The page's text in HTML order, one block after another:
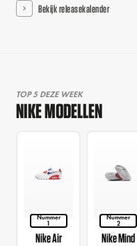
Bekijk releasekalender
TOP 5 DEZE WEEK
NIKE MODELLEN
Nummer
1
Nike Air
Nummer
2
Nike Mind